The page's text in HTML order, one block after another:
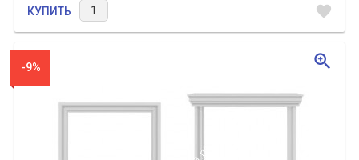
КУПИТЬ favorite
-9% zoom_in